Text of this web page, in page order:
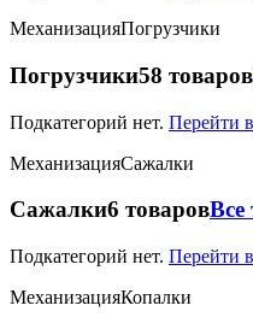
МеханизацияПогрузчики
Погрузчики58 товаров
Подкатегорий нет. Перейти
МеханизацияСажалки
Сажалки6 товаров
Подкатегорий нет. Перейти
МеханизацияКопалки